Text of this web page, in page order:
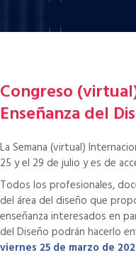
Quiero
Congreso
Enseñanza del
La Semana (virtual)
25 y el 29 de julio y es de
Todos los profesionales,
del área del diseño que
enseñanza interesados en
del Diseño podrán hacerlo
viernes 25 de marzo de